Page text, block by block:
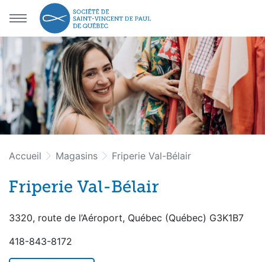
Aller au menu principal
Aller au contenu principal
Accueil Magasins Friperie Val-Bélair
Friperie Val-Bélair
3320, route de l’Aéroport, Québec (Québec) G3K1B7
418-843-8172